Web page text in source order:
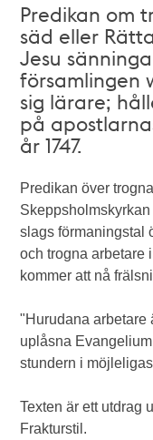
Predikan om
säd eller
Jesu
församlingen
sig lärare;
på
år 1747.
Predikan över
slags förmaningstal
och trogna arbetare
kommer att nå
"Hurudana arbetare
uplåsna
stundern i
Texten är ett utdrag
Frakturstil.